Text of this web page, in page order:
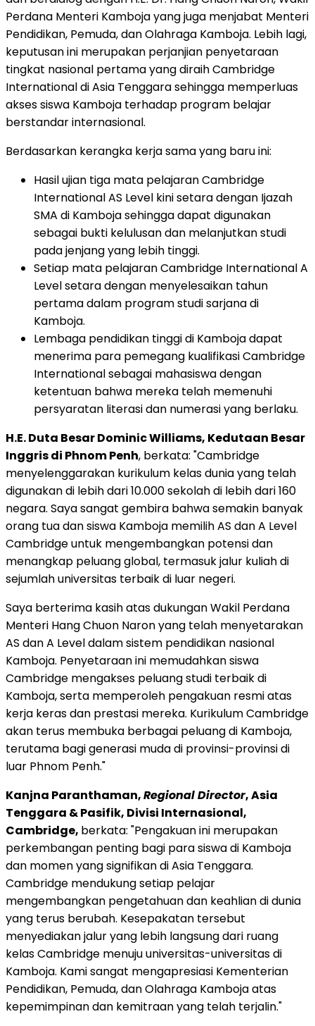
Perdana Menteri Kamboja yang juga menjabat Menteri
Pendidikan, Pemuda, dan Olahraga Kamboja. Lebih lagi,
keputusan ini merupakan perjanjian penyetaraan
tingkat nasional pertama yang diraih Cambridge
International diAsia Tenggarasehingga memperluas
akses siswa Kamboja terhadap program belajar
berstandar internasional.
Berdasarkan kerangka kerja sama yang baru ini:
Hasil ujian tiga mata pelajaran Cambridge
International AS Level kini setara dengan Ijazah
SMA di Kamboja sehingga dapat digunakan
sebagai bukti kelulusan dan melanjutkan studi
pada jenjang yang lebih tinggi.
Setiap mata pelajaran Cambridge International A
Level setara dengan menyelesaikan tahun
pertama dalam program studi sarjana di
Kamboja.
Lembaga pendidikan tinggi di Kamboja dapat
menerima para pemegang kualifikasi Cambridge
International sebagai mahasiswa dengan
ketentuan bahwa mereka telah memenuhi
persyaratan literasi dan numerasi yang berlaku.
H.E.Duta Besar Dominic Williams, Kedutaan Besar
Inggris di Phnom Penh, berkata: "Cambridge
menyelenggarakan kurikulum kelas dunia yang telah
digunakan di lebih dari 10.000 sekolah di lebih dari 160
negara. Saya sangat gembira bahwa semakin banyak
orang tua dan siswa Kamboja memilih AS dan A Level
Cambridge untuk mengembangkan potensi dan
menangkap peluang global, termasuk jalur kuliah di
sejumlah universitas terbaik di luar negeri.
Saya berterima kasih atas dukungan Wakil Perdana
Menteri Hang Chuon Naron yang telah menyetarakan
AS dan A Level dalam sistem pendidikan nasional
Kamboja. Penyetaraan ini memudahkan siswa
Cambridge mengakses peluang studi terbaik di
Kamboja, serta memperoleh pengakuan resmi atas
kerja keras dan prestasi mereka. Kurikulum Cambridge
akan terus membuka berbagai peluang di Kamboja,
terutama bagi generasi muda di provinsi-provinsi di
luar Phnom Penh."
Kanjna Paranthaman,Regional Director,Asia
Tenggara & Pasifik, Divisi Internasional,
Cambridge, berkata: "Pengakuan ini merupakan
perkembangan penting bagi para siswa di Kamboja
dan momen yang signifikan diAsia Tenggara.
Cambridge mendukung setiap pelajar
mengembangkan pengetahuan dan keahlian di dunia
yang terus berubah. Kesepakatan tersebut
menyediakan jalur yang lebih langsung dari ruang
kelasCambridge menuju universitas-universitas di
Kamboja. Kami sangat mengapresiasi Kementerian
Pendidikan, Pemuda, dan Olahraga Kamboja atas
kepemimpinan dan kemitraan yang telah terjalin."